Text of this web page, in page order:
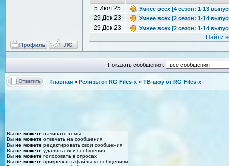
5 Июл 25 Умнее всех [4 сезон: 1-13
29 Дек 23 Умнее всех [2 сезон: 1-14
29 Дек 23 Умнее всех [2 сезон: 1-14
Найти
Показать сообщения:
Главная » Релизы от RG Files-x » ТВ-шоу от RG Files-x
Вы не можете начинать темы
Вы не можете отвечать на сообщения
Вы не можете редактировать свои сообщения
Вы не можете удалять свои сообщения
Вы не можете голосовать в опросах
Вы не можете прикреплять файлы к сообщениям